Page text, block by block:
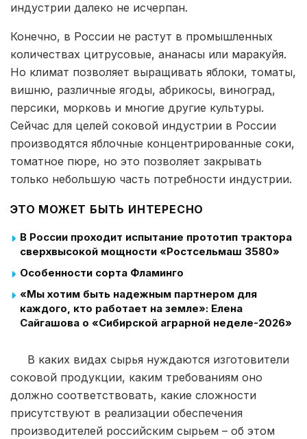
индустрии далеко не исчерпан.
Конечно, в России не растут в промышленных
количествах цитрусовые, ананасы или маракуйя.
Но климат позволяет выращивать яблоки, томаты,
вишню, различные ягоды, абрикосы, виноград,
персики, морковь и многие другие культуры.
Сейчас для целей соковой индустрии в России
производятся яблочные концентрированные соки,
томатное пюре, но это позволяет закрывать
только небольшую часть потребности индустрии.
ЭТО МОЖЕТ БЫТЬ ИНТЕРЕСНО
В России проходит испытание прототип трактора
сверхвысокой мощности «Ростсельмаш 3580»
Особенности сорта Фламинго
«Мы хотим быть надежным партнером для
каждого, кто работает на земле»: Елена
Сайгашова о «Сибирской аграрной неделе-2026»
В каких видах сырья нуждаются изготовители
соковой продукции, каким требованиям оно
должно соответствовать, какие сложности
присутствуют в реализации обеспечения
производителей российским сырьем – об этом